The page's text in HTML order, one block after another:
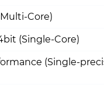
Core)
(Single-Core)
(Single-